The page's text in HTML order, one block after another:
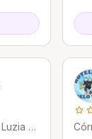
-